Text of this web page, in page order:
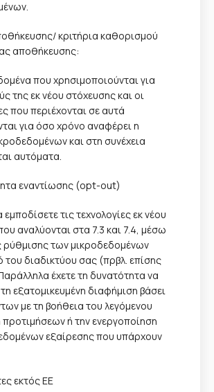
κριτήρια καθορισμού
αποθήκευσης:
που χρησιμοποιούνται για
της εκ νέου στόχευσης και οι
που περιέχονται σε αυτά
για όσο χρόνο αναφέρει η
και στη συνέχεια
αυτόματα.
εναντίωσης (opt-out)
τις τεχνολογίες εκ νέου
αναλύονται στα 7.3 και 7.4, μέσω
ρύθμισης των μικροδεδομένων
του διαδικτύου σας (πρβλ. επίσης
έχετε τη δυνατότητα να
εξατομικευμένη διαφήμιση βάσει
με τη βοήθεια του λεγόμενου
προτιμήσεων ή την ενεργοποίηση
εξαίρεσης που υπάρχουν
εκτός ΕΕ